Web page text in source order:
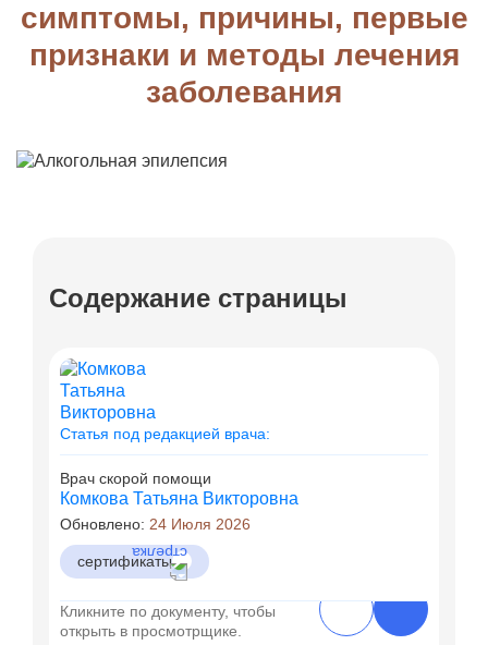
симптомы, причины, первые
признаки и методы лечения
заболевания
Содержание страницы
Статья под редакцией врача:
Врач скорой помощи
Комкова Татьяна Викторовна
Обновлено: 24 Июля 2026
сертификаты
Кликните по документу, чтобы
открыть в просмотрщике.